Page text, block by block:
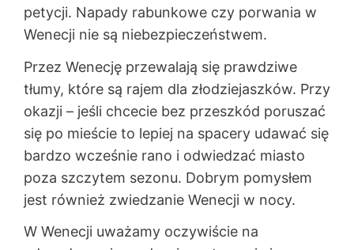
petycji. Napady rabunkowe czy porwania w
Wenecji nie są niebezpieczeństwem.
Przez Wenecję przewalają się prawdziwe
tłumy, które są rajem dla złodziejaszków. Przy
okazji – jeśli chcecie bez przeszkód poruszać
się po mieście to lepiej na spacery udawać się
bardzo wcześnie rano i odwiedzać miasto
poza szczytem sezonu. Dobrym pomysłem
jest również zwiedzanie Wenecji w nocy.
W Wenecji uważamy oczywiście na